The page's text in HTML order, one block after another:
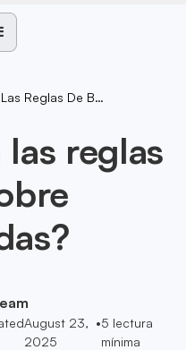
¿Cuáles Son Las Reglas De Basilea Sobre Criptomonedas?
reglas
August 23,
2025
•5 lectura
mínima